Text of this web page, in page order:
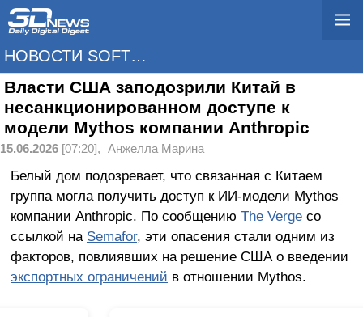
НОВОСТИ SOFTWARE
Власти США заподозрили Китай в
несанкционированном доступе к
модели Mythos компании Anthropic
15.06.2026 [07:20], Анжелла Марина
Белый дом подозревает, что связанная с Китаем
группа могла получить доступ к ИИ-модели Mythos
компании Anthropic. По сообщению The Vergeсо
ссылкой на Semafor, эти опасения стали одним из
факторов, повлиявших на решение США о введении
экспортных ограничений в отношении Mythos.